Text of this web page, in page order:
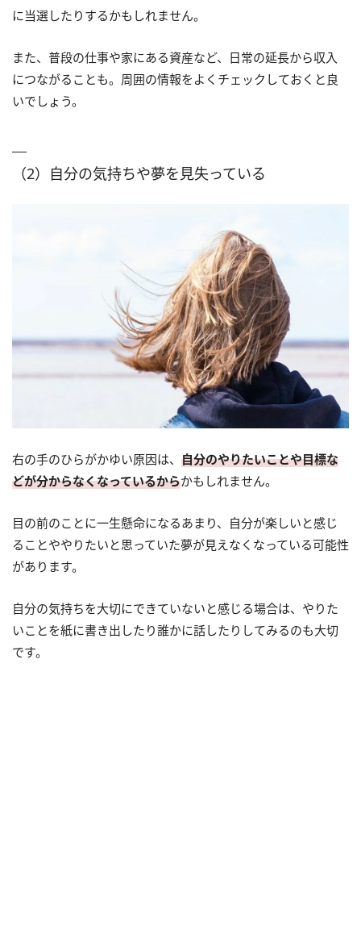
に当選したりするかもしれません。
また、普段の仕事や家にある資産など、日常の延長から収入
につながることも。周囲の情報をよくチェックしておくと良
いでしょう。
（2）自分の気持ちや夢を見失っている
右の手のひらがかゆい原因は、 自分のやりたいことや目標な
どが分からなくなっているからかもしれません。
目の前のことに一生懸命になるあまり、自分が楽しいと感じ
ることややりたいと思っていた夢が見えなくなっている可能性
があります。
自分の気持ちを大切にできていないと感じる場合は、やりた
いことを紙に書き出したり誰かに話したりしてみるのも大切
です。